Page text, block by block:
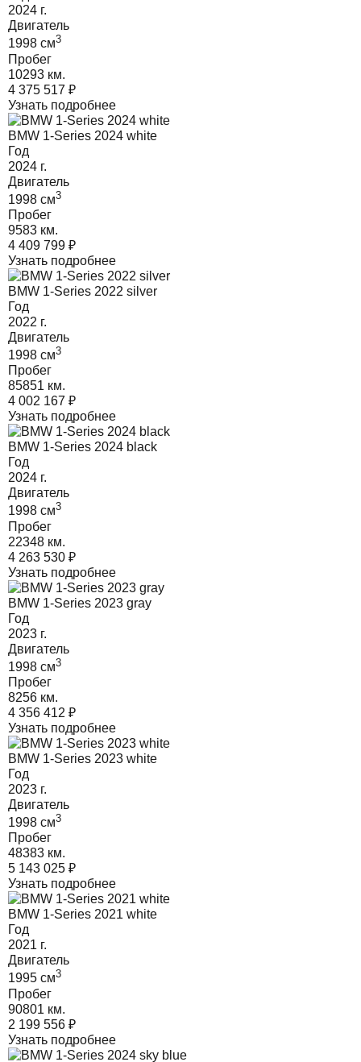
2024 г.
Двигатель
1998 cм3
Пробег
10293 км.
4 375 517 ₽
Узнать подробнее
BMW 1-Series 2024 white
Год
2024 г.
Двигатель
1998 cм3
Пробег
9583 км.
4 409 799 ₽
Узнать подробнее
BMW 1-Series 2022 silver
Год
2022 г.
Двигатель
1998 cм3
Пробег
85851 км.
4 002 167 ₽
Узнать подробнее
BMW 1-Series 2024 black
Год
2024 г.
Двигатель
1998 cм3
Пробег
22348 км.
4 263 530 ₽
Узнать подробнее
BMW 1-Series 2023 gray
Год
2023 г.
Двигатель
1998 cм3
Пробег
8256 км.
4 356 412 ₽
Узнать подробнее
BMW 1-Series 2023 white
Год
2023 г.
Двигатель
1998 cм3
Пробег
48383 км.
5 143 025 ₽
Узнать подробнее
BMW 1-Series 2021 white
Год
2021 г.
Двигатель
1995 cм3
Пробег
90801 км.
2 199 556 ₽
Узнать подробнее